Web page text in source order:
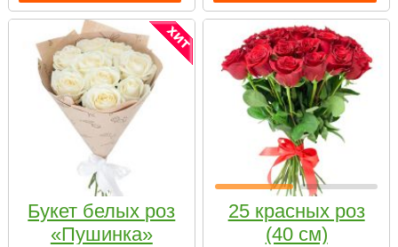
Букет белых роз
«Пушинка»
25 красных роз
(40 см)